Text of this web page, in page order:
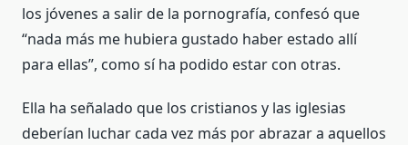
los jóvenes a salir de la pornografía, confesó que
“nada más me hubiera gustado haber estado allí
para ellas”, como sí ha podido estar con otras.
Ella ha señalado que los cristianos y las iglesias
deberían luchar cada vez más por abrazar a aquellos